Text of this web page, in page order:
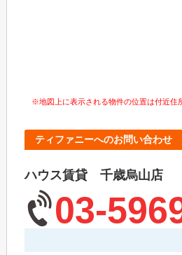
※地図上に表示される物件の位置は付近住
ティファニーへのお問い合わせ
ハウス賃貸 千歳烏山店
03-